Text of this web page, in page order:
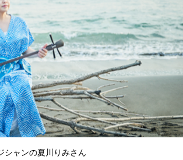
シャンの夏川りみさん